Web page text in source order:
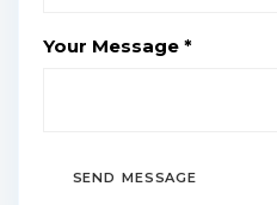
Your Message *
SEND MESSAGE